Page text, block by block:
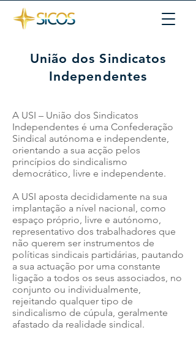
União dos Sindicatos
Independentes
A USI – União dos Sindicatos
Independentes é uma Confederação
Sindical autónoma e independente,
orientando a sua acção pelos
princípios do sindicalismo
democrático, livre e independente.
A USI aposta decididamente na sua
implantação a nível nacional, como
espaço próprio, livre e autónomo,
representativo dos trabalhadores que
não querem ser instrumentos de
políticas sindicais partidárias, pautando
a sua actuação por uma constante
ligação a todos os seus associados, no
conjunto ou individualmente,
rejeitando qualquer tipo de
sindicalismo de cúpula, geralmente
afastado da realidade sindical.